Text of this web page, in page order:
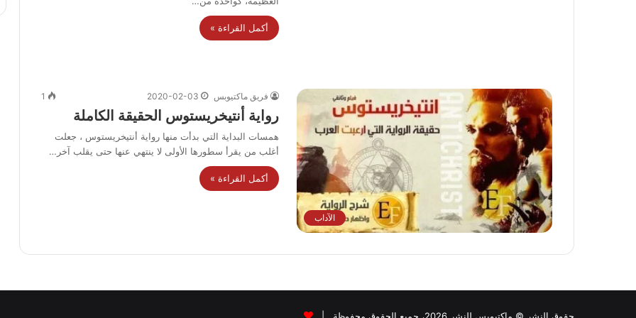
أكمل القراءة »
الآداب
فريق ماكتيوبس 2020-02-03
1
رواية أنتيخريستوس الحقيقة الكاملة
همسات البداية التي بدأت منها رواية أنتيخريستوس ، جعلت
أغلب من يقرأ سطورها الأولى لا ينتهي عنها حتى يقلب آخر…
أكمل القراءة »